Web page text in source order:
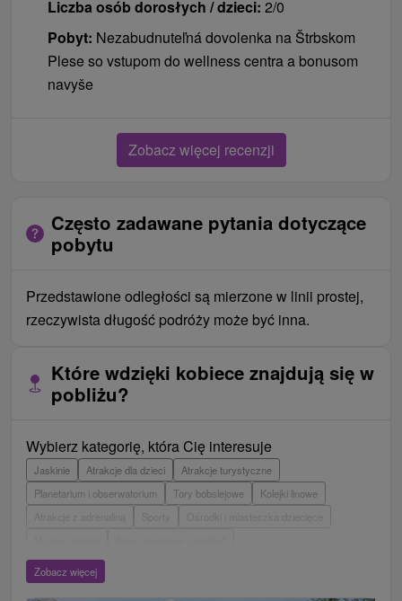
Liczba osób dorosłych / dzieci: 2/0
Pobyt: Nezabudnuteľná dovolenka na Štrbskom
Plese so vstupom do wellness centra a bonusom
navyše
Zobacz więcej recenzji
Często zadawane pytania dotyczące
pobytu
Przedstawione odległości są mierzone w linii prostej,
rzeczywista długość podróży może być inna.
Które wdzięki kobiece znajdują się w
pobliżu?
Wybierz kategorię, która Cię interesuje
Jaskinie Atrakcje dla dzieci
Atrakcje turystyczne
Planetarium i obserwatorium
Tory bobslejowe
Kolejki linowe
Atrakcje z adrenaliną
Wieże obserwacyjne i chodniki
Escaperoom
Zobacz więcej